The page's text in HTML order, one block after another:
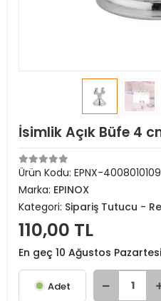
İsimlik Açık Büfe 4
Ürün Kodu: EPNX-4008010109
Marka: EPINOX
Kategori: Sipariş Tutucu -
110,00 TL
En geç 10 Ağustos
Adet